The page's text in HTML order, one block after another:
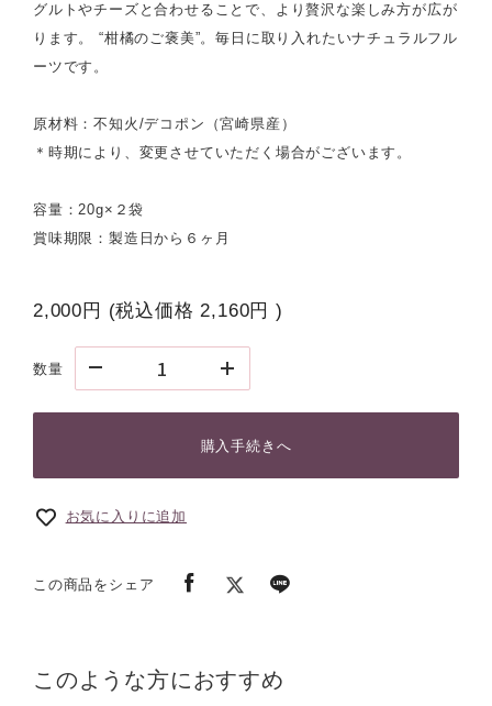
グルトやチーズと合わせることで、より贅沢な楽しみ方が広が
ります。 “柑橘のご褒美”。毎日に取り入れたいナチュラルフル
ーツです。
原材料：不知火/デコポン（宮崎県産）
＊時期により、変更させていただく場合がございます。
容量：20g×２袋
賞味期限：製造日から６ヶ月
2,000円 (税込価格2,160円 )
数量
購入手続きへ
お気に入りに追加
この商品をシェア
このような方におすすめ